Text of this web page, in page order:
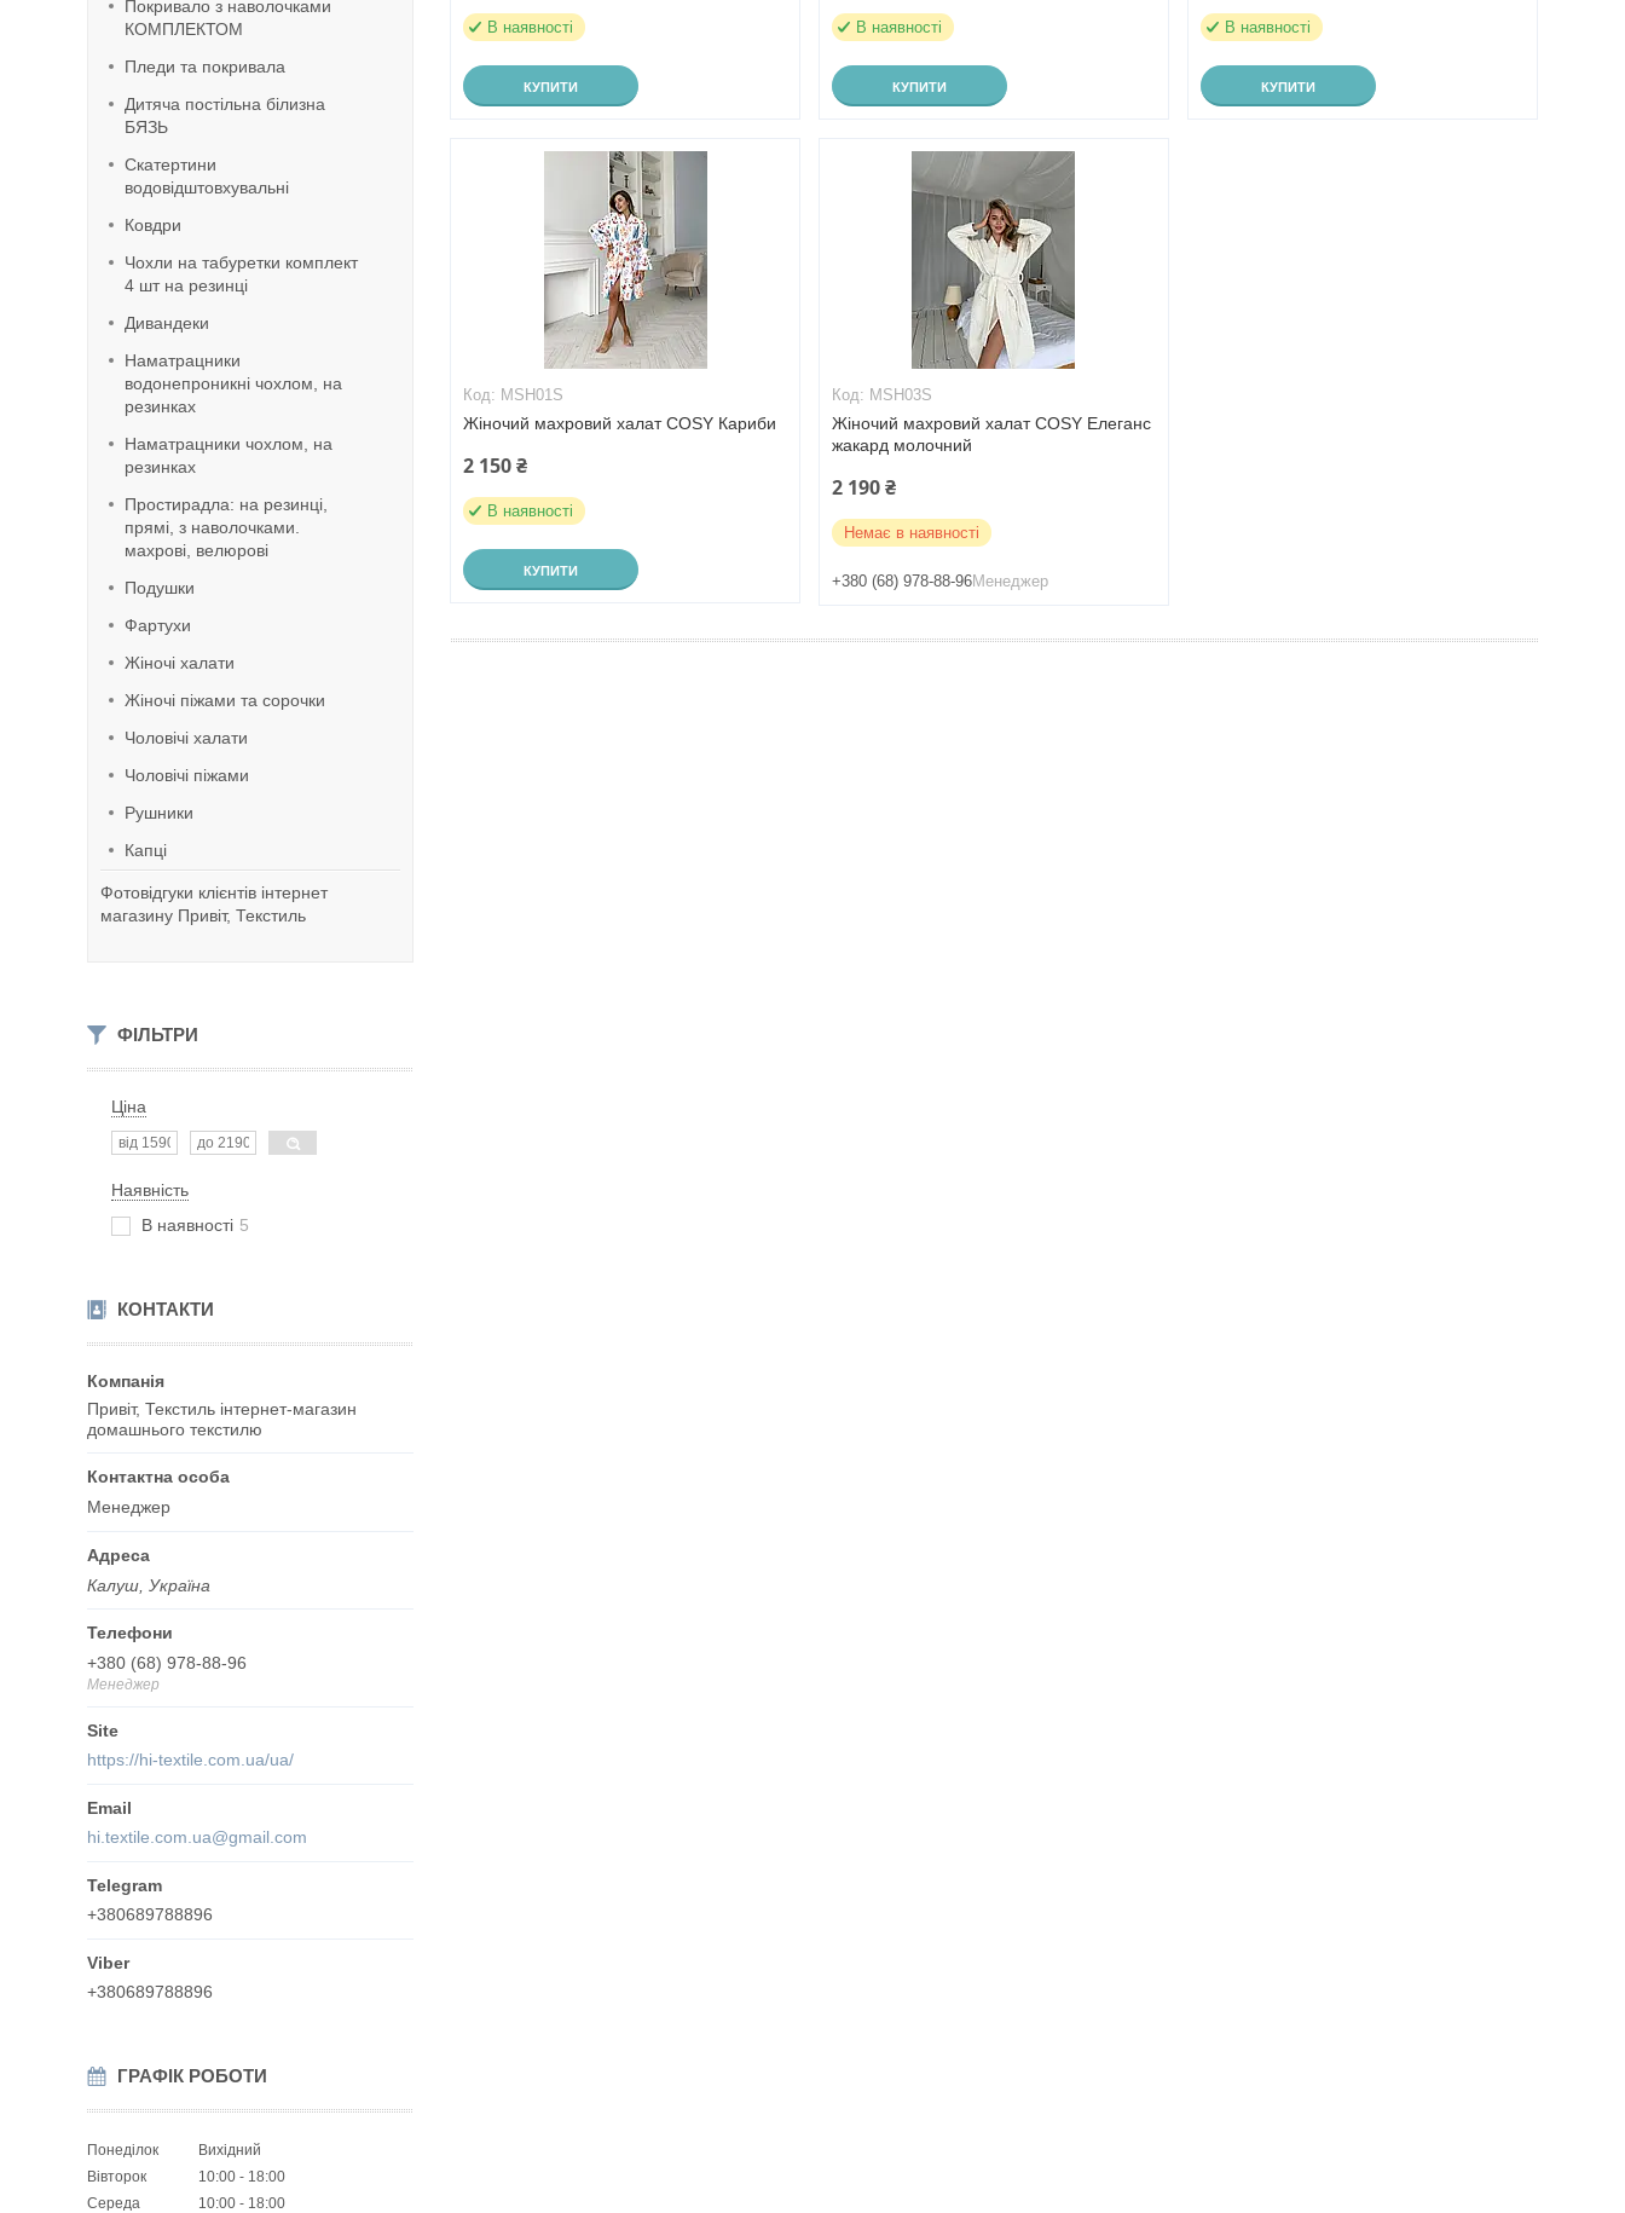
Покривало з наволочками
КОМПЛЕКТОМ
Пледи та покривала
Дитяча постільна білизна
БЯЗЬ
Скатертини
водовідштовхувальні
Ковдри
Чохли на табуретки комплект
4 шт на резинці
Дивандеки
Наматрацники
водонепроникні чохлом, на
резинках
Наматрацники чохлом, на
резинках
Простирадла: на резинці,
прямі, з наволочками.
махрові, велюрові
Подушки
Фартухи
Жіночі халати
Жіночі піжами та сорочки
Чоловічі халати
Чоловічі піжами
Рушники
Капці
Фотовідгуки клієнтів інтернет
магазину Привіт, Текстиль
ФІЛЬТРИ
Ціна
Наявність
В наявності 5
КОНТАКТИ
Привіт, Текстиль інтернет-магазин
домашнього текстилю
Менеджер
Калуш, Україна
+380 (68) 978-88-96
Менеджер
https://hi-textile.com.ua/ua/
hi.textile.com.ua@gmail.com
+380689788896
+380689788896
ГРАФІК РОБОТИ
Понеділок
Вихідний
Вівторок
10:00
18:00
Середа
10:00 18:00
В наявності
КУПИТИ
В наявності
КУПИТИ
В наявності
КУПИТИ
MSH01S
Жіночий махровий халат COSY Кариби
2 150 ₴
В наявності
КУПИТИ
MSH03S
Жіночий махровий халат COSY Елеганс
жакард молочний
2 190 ₴
Немає в наявності
+380 (68) 978-88-96Менеджер